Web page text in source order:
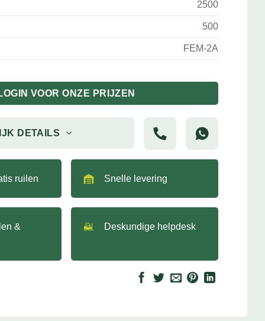
2500
500
FEM-2A
VOOR ONZE PRIJZEN
DETAILS
ruilen Snelle levering
& Deskundige helpdesk